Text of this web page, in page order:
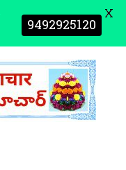
9492925120 X